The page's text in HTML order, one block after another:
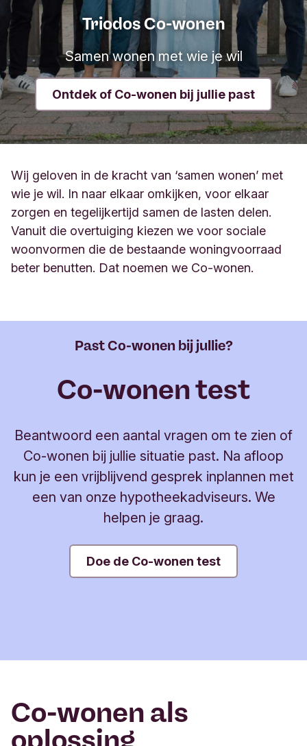
Triodos Co-wonen
Samen wonen met wie je wil
Ontdek of Co-wonen bij jullie past
Wij geloven in de kracht van ‘samen wonen’ met
wie je wil. In naar elkaar omkijken, voor elkaar
zorgen en tegelijkertijd samen de lasten delen.
Vanuit die overtuiging kiezen we voor sociale
woonvormen die de bestaande woningvoorraad
beter benutten. Dat noemen we Co-wonen.
Co-wonen test
Past Co-wonen bij jullie?
Beantwoord een aantal vragen om te zien of
Co-wonen bij jullie situatie past. Na afloop
kun je een vrijblijvend gesprek inplannen met
een van onze hypotheekadviseurs. We
helpen je graag.
Doe de Co-wonen test
Co-wonen als